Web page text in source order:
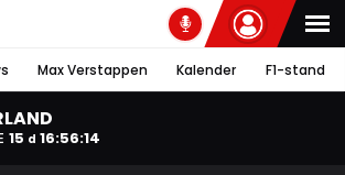
Max Verstappen Kalender F1-stand
15 d 16:56:13